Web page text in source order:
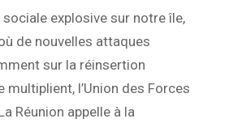
explosive sur notre île,
de nouvelles attaques
sur la réinsertion
multiplient, l’Union des Forces
Réunion appelle à la